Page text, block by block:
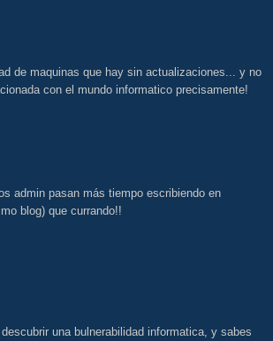
de maquinas que hay sin actualizaciones... y no
con el mundo informatico precisamente!
admin pasan más tiempo escribiendo en
blog) que currando!!
una bulnerabilidad informatica, y sabes